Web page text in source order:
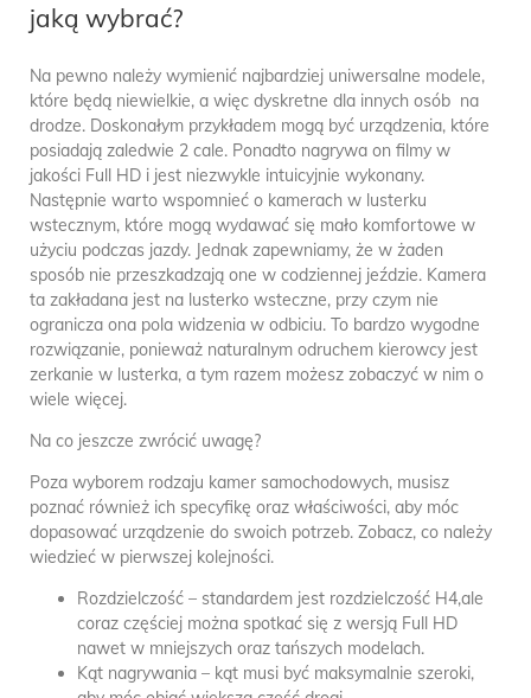
jaką wybrać?
Na pewno należy wymienić najbardziej uniwersalne modele,
które będą niewielkie, a więc dyskretne dla innych osób na
drodze. Doskonałym przykładem mogą być urządzenia, które
posiadają zaledwie 2 cale. Ponadto nagrywa on filmy w
jakości Full HD i jest niezwykle intuicyjnie wykonany.
Następnie warto wspomnieć o kamerach w lusterku
wstecznym, które mogą wydawać się mało komfortowe w
użyciu podczas jazdy. Jednak zapewniamy, że w żaden
sposób nie przeszkadzają one w codziennej jeździe. Kamera
ta zakładana jest na lusterko wsteczne, przy czym nie
ogranicza ona pola widzenia w odbiciu. To bardzo wygodne
rozwiązanie, ponieważ naturalnym odruchem kierowcy jest
zerkanie w lusterka, a tym razem możesz zobaczyć w nim o
wiele więcej.
Na co jeszcze zwrócić uwagę?
Poza wyborem rodzaju kamer samochodowych, musisz
poznać również ich specyfikę oraz właściwości, aby móc
dopasować urządzenie do swoich potrzeb. Zobacz, co należy
wiedzieć w pierwszej kolejności.
Rozdzielczość – standardem jest rozdzielczość H4,ale
coraz częściej można spotkać się z wersją Full HD
nawet w mniejszych oraz tańszych modelach.
Kąt nagrywania – kąt musi być maksymalnie szeroki,